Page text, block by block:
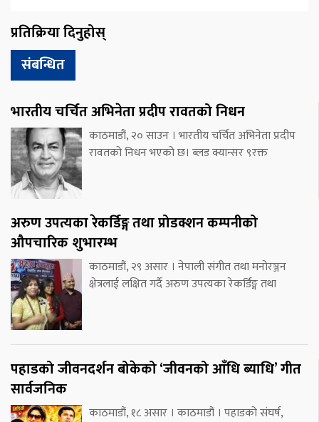
प्रतिक्रिया दिनुहोस्
संबन्धित
भारतीय चर्चित अभिनेता प्रदीप रावतको निधन
काठमाडौं, २० साउन । भारतीय चर्चित अभिनेता प्रदीप
रावतको निधन भएको छ। ब्लड क्यान्सर ९रक्त
अरुण उपत्यका रेकर्डिङ्ग तथा प्रोडक्शन कम्पनीको
औपचारिक शुभारम्भ
काठमाडौं, २९ असार । नेपाली संगीत तथा मनोरञ्जन
क्षेत्रलाई लक्षित गर्दै अरुण उपत्यका रेकर्डिङ्ग तथा
पहाडको जीवनदर्शन बोकेको ‘जीवनको आँधि ब्याधि’ गीत
सार्वजनिक
काठमाडौं, १८ असार । काठमाडौं । पहाडको संघर्ष,